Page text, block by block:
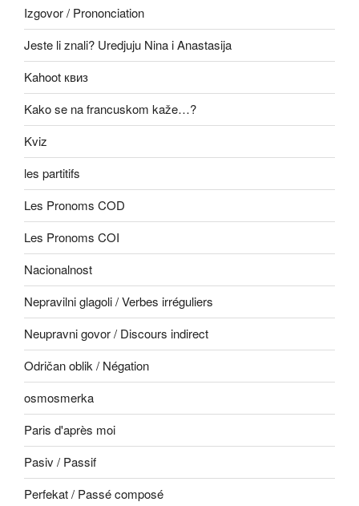
Izgovor / Prononciation
Jeste li znali? Uredjuju Nina i Anastasija
Kahoot квиз
Kako se na francuskom kaže…?
Kviz
les partitifs
Les Pronoms COD
Les Pronoms COI
Nacionalnost
Nepravilni glagoli / Verbes irréguliers
Neupravni govor / Discours indirect
Odričan oblik / Négation
osmosmerka
Paris d'après moi
Pasiv / Passif
Perfekat / Passé composé